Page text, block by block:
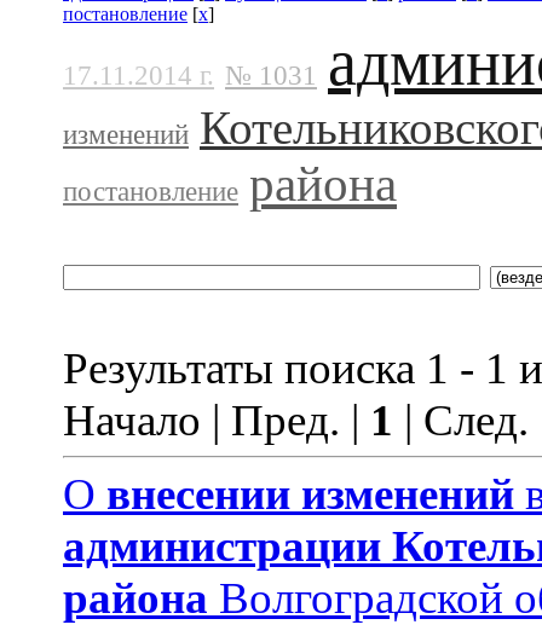
постановление [x]
17.11.2014 г. № 1031
изменений
постановление района
Результаты поиска 1 - 1
Начало | Пред. | 1 |
О внесении изменений
администрации
района Волгоградской